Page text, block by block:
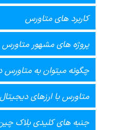
کاربرد های متاورس
پروژه های مشهور متاورس
چگونه میتوان به
متاورس با ارزهای
جنبه های کلیدی بلاک